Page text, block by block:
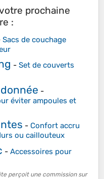
prochaine
:
Sacs de couchage
- Set de couverts
-
éviter ampoules et
- Confort accru
ou caillouteux
- Accessoires pour
perçoit une commission sur